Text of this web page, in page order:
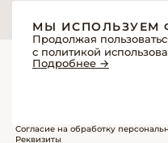
© 2026 «Модерн»— Косметика и
Публичная оферта интернет-
Согласие на обработку
Реквизиты
Создание сайтов
МЫ ИСПОЛЬЗУЕМ
Продолжая
с политикой
Подробнее →